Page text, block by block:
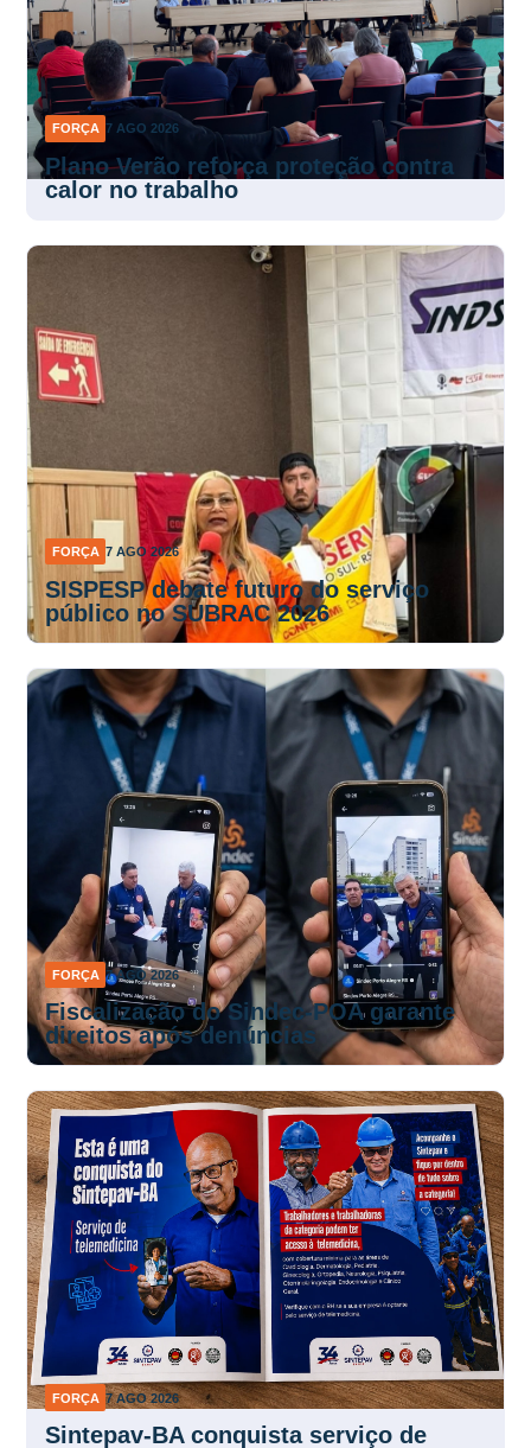
FORÇA 7 AGO 2026
Plano Verão reforça proteção contra
calor no trabalho
FORÇA 7 AGO 2026
SISPESP debate futuro do serviço
público no SUBRAC 2026
FORÇA 7 AGO 2026
Fiscalização do Sindec-POA garante
direitos após denúncias
FORÇA 7 AGO 2026
Sintepav-BA conquista serviço de